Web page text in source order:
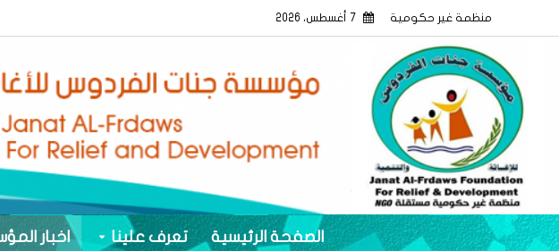
منظمة غير حكومية 7 أغسطس، 2026
الصفحة الرئيسية تعرف علينا اخبار